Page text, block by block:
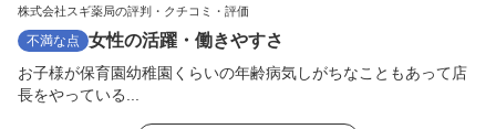
株式会社スギ薬局の評判・クチコミ・評価
不満な点 女性の活躍・働きやすさ
お子様が保育園幼稚園くらいの年齢病気しがちなこともあって店
長をやっている...